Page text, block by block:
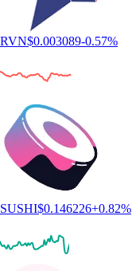
RVN$0.003089-0.57%
SUSHI$0.146226+0.82%